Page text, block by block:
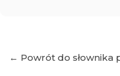
← Powrót do słownika